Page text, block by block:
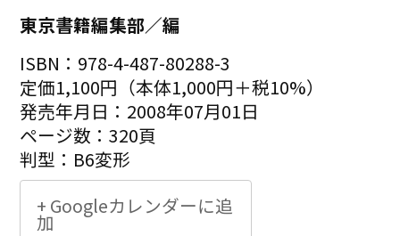
東京書籍編集部／編
ISBN：978-4-487-80288-3
定価1,100円（本体1,000円＋税10%）
発売年月日：2008年07月01日
ページ数：320頁
判型：B6変形
+ Googleカレンダーに追
加